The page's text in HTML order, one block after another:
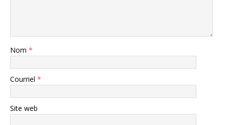
Nom *
Courriel *
Site web